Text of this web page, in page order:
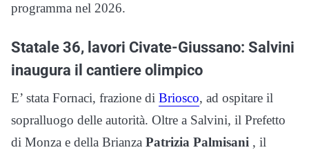
programma nel 2026.
Statale 36, lavori Civate-Giussano: Salvini
inaugura il cantiere olimpico
E’ stata Fornaci, frazione di Briosco, ad ospitare il
sopralluogo delle autorità. Oltre a Salvini, il Prefetto
di Monza e della Brianza Patrizia Palmisani , il